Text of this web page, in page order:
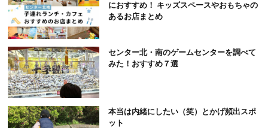
におすすめ！ キッズスペースやおもちゃの
あるお店まとめ
センター北・南のゲームセンターを調べて
みた！おすすめ７選
本当は内緒にしたい（笑）とかげ頻出スポ
ット